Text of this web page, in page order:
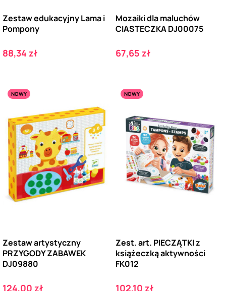
Zestaw edukacyjny Lama i
Pompony
Cena
88,34 zł
Mozaiki dla maluchów
CIASTECZKA DJ00075
Cena
67,65 zł
NOWY
Zestaw artystyczny
PRZYGODY ZABAWEK
DJ09880
Cena
124,00 zł
NOWY
Zest. art. PIECZĄTKI z
książeczką aktywności
FK012
Cena
102,10 zł